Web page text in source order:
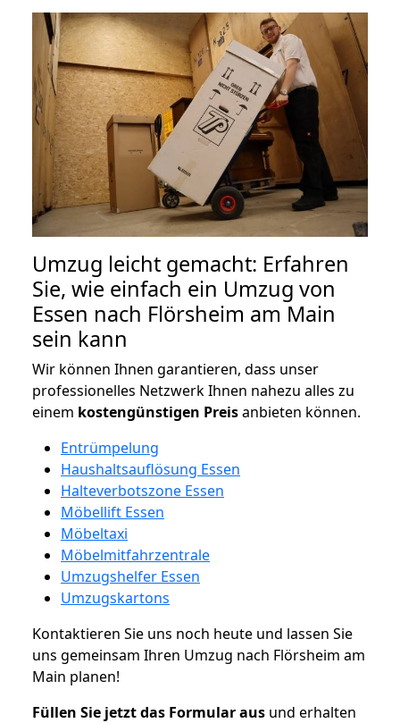
Umzug leicht gemacht: Erfahren
Sie, wie einfach ein Umzug von
Essen nach Flörsheim am Main
sein kann
Wir können Ihnen garantieren, dass unser
professionelles Netzwerk Ihnen nahezu alles zu
einem kostengünstigen Preisanbieten können.
Entrümpelung
Haushaltsauflösung Essen
Halteverbotszone Essen
Möbellift Essen
Möbeltaxi
Möbelmitfahrzentrale
Umzugshelfer Essen
Umzugskartons
Kontaktieren Sie uns noch heute und lassen Sie
uns gemeinsam Ihren Umzug nach Flörsheim am
Main planen!
Füllen Sie jetzt das Formular aus und erhalten